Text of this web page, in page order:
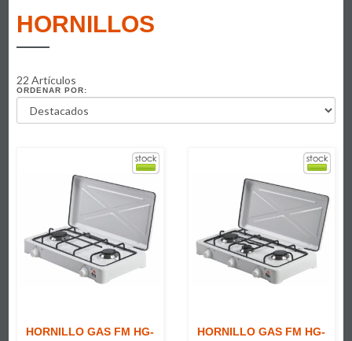
HORNILLOS
22 Artículos
ORDENAR POR:
HORNILLO GAS FM HG-
HORNILLO GAS FM HG-